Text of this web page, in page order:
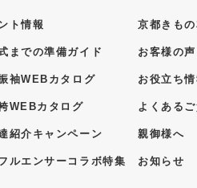
ト情報
までの準備ガイド
袖WEBカタログ
WEBカタログ
紹介キャンペーン
ルエンサーコラボ特集
京都きも
お客様の声
お役立ち情
よくあるご
親御様へ
お知らせ